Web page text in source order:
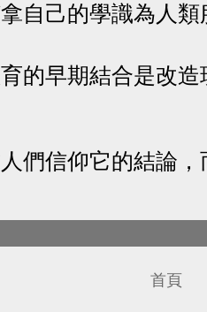
自己的學識為人類
的早期結合是改
們信仰它的結論
首頁